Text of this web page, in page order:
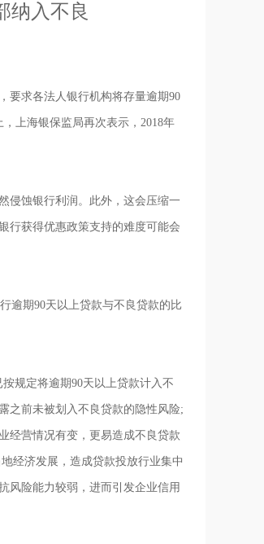
纳入不良
求各法人银行机构将存量逾期90
上海银保监局再次表示，2018年
蚀银行利润。此外，这会压缩一
行获得优惠政策支持的难度可能会
逾期90天以上贷款与不良贷款的比
规定将逾期90天以上贷款计入不
之前未被划入不良贷款的隐性风险;
经营情况有变，更易造成不良贷款
经济发展，造成贷款投放行业集中
风险能力较弱，进而引发企业信用